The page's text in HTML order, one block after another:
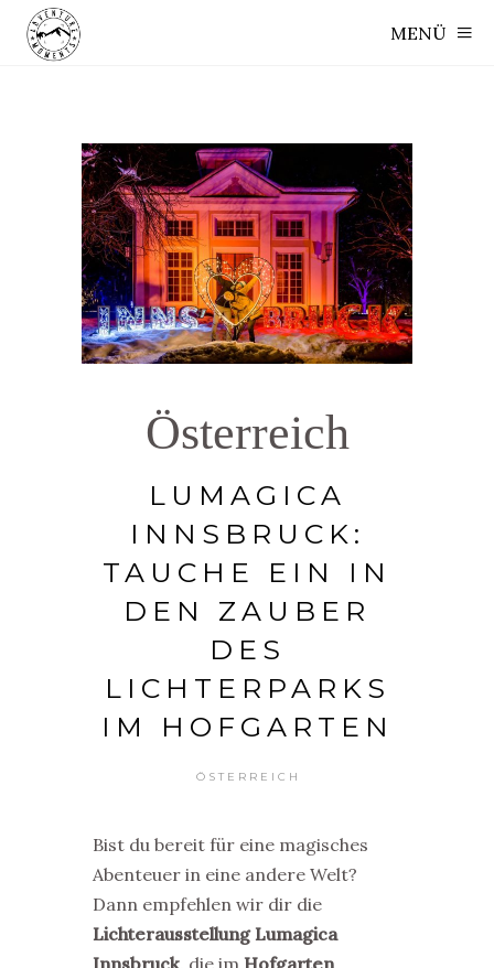
MENÜ
Österreich
LUMAGICA
INNSBRUCK:
TAUCHE EIN IN
DEN ZAUBER
DES
LICHTERPARKS
IM HOFGARTEN
ÖSTERREICH
Bist du bereit für eine magisches
Abenteuer in eine andere Welt?
Dann empfehlen wir dir die
Lichterausstellung Lumagica
Innsbruck, die im Hofgarten